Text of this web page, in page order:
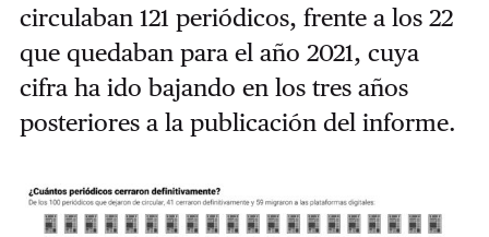
circulaban 121 periódicos, frente a los 22
que quedaban para el año 2021, cuya
cifra ha ido bajando en los tres años
posteriores a la publicación del informe.